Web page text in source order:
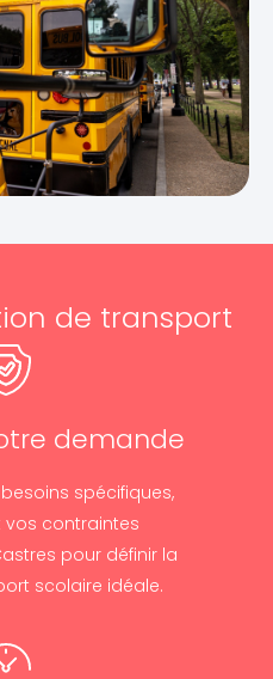
de transport
demande
spécifiques,
vos contraintes
pour définir la
scolaire idéale.